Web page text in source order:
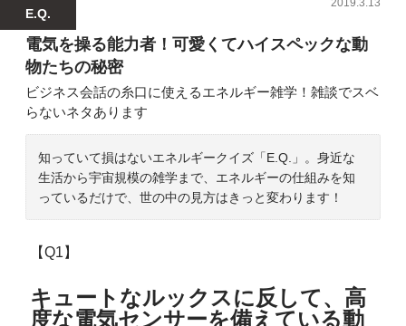
E.Q.
電気を操る能力者！可愛くてハイスペックな動
物たちの秘密
ビジネス会話の糸口に使えるエネルギー雑学！雑談でスベ
らないネタあります
知っていて損はないエネルギークイズ「E.Q.」。身近な
生活から宇宙規模の雑学まで、エネルギーの仕組みを知
っているだけで、世の中の見方はきっと変わります！
【Q1】
キュートなルックスに反して、高
度な電気センサーを備えている動